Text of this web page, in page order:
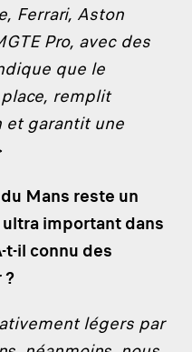
Ferrari, Aston
Pro, avec des
que le
remplit
garantit une
Mans reste un
important dans
t-il connu des
?
légers par